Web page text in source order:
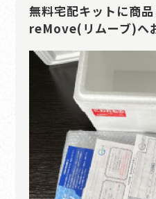
無料宅配キットに商品
reMove(リムーブ)へ